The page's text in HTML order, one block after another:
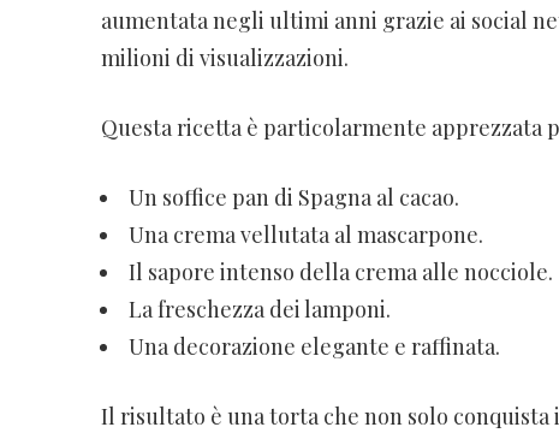
aumentata negli ultimi anni grazie ai social
milioni di visualizzazioni.
Questa ricetta è particolarmente apprezzata
Un soffice pan di Spagna al cacao.
Una crema vellutata al mascarpone.
Il sapore intenso della crema alle nocciole.
La freschezza dei lamponi.
Una decorazione elegante e raffinata.
Il risultato è una torta che non solo